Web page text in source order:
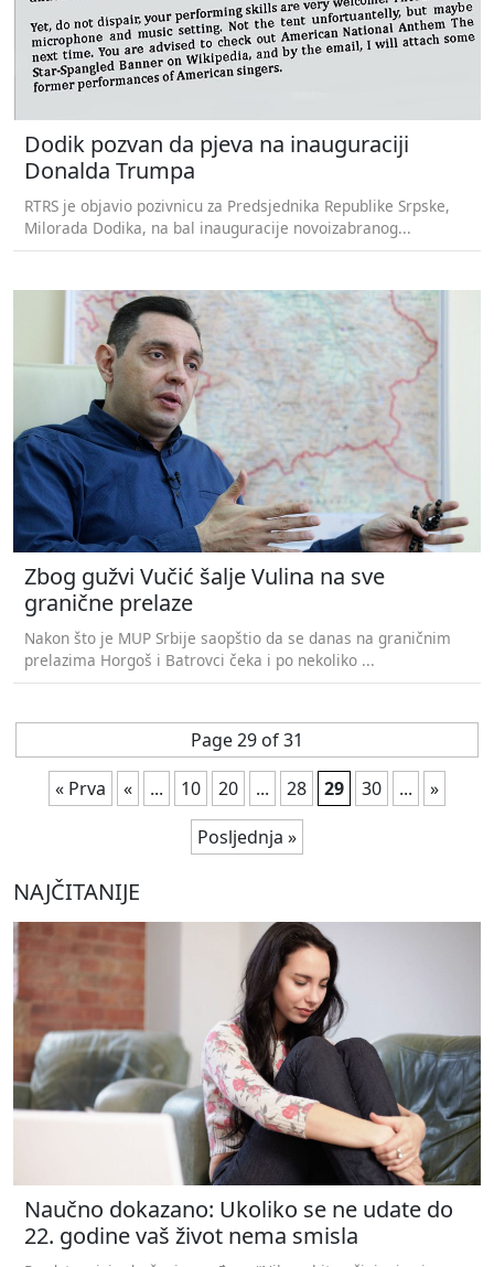
Dodik pozvan da pjeva na inauguraciji
Donalda Trumpa
RTRS je objavio pozivnicu za Predsjednika Republike Srpske,
Milorada Dodika, na bal inauguracije novoizabranog...
Zbog gužvi Vučić šalje Vulina na sve
granične prelaze
Nakon što je MUP Srbije saopštio da se danas na graničnim
prelazima Horgoš i Batrovci čeka i po nekoliko ...
Page 29 of 31
« Prva
« ... 10 20 ... 28 29 30 ...
»
Posljednja »
NAJČITANIJE
Naučno dokazano: Ukoliko se ne udate do
22. godine vaš život nema smisla